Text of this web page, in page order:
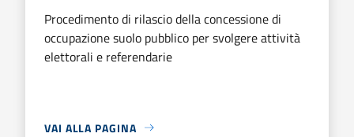
Procedimento di rilascio della concessione di
occupazione suolo pubblico per svolgere attività
elettorali e referendarie
VAI ALLA PAGINA